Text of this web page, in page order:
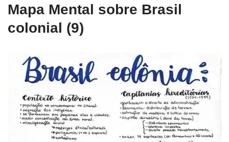
Mapa Mental sobre Brasil
colonial (9)